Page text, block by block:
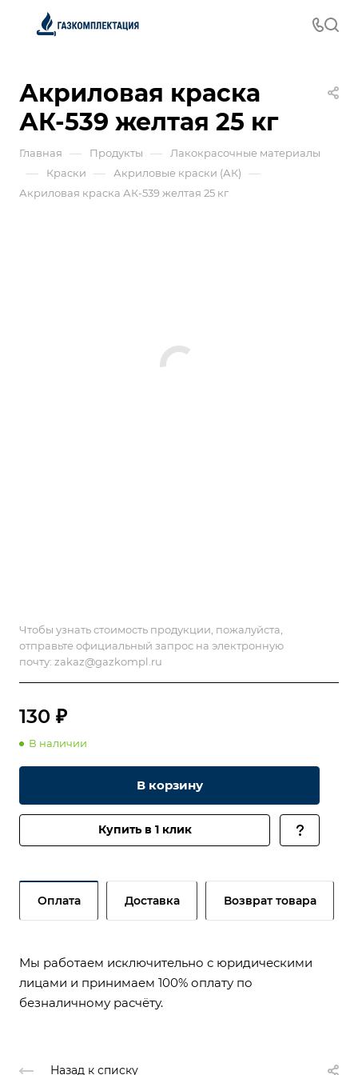
Акриловая краска
АК-539 желтая 25 кг
Главная — Продукты — Лакокрасочные материалы
— Краски — Акриловые краски (АК) —
Акриловая краска АК-539 желтая 25 кг
Чтобы узнать стоимость продукции, пожалуйста,
отправьте официальный запрос на электронную
почту: zakaz@gazkompl.ru
130 ₽
В наличии
В корзину
Купить в 1 клик
Оплата Доставка Возврат товара
Мы работаем исключительно с юридическими
лицами и принимаем 100% оплату по
безналичному расчёту.
Назад к списку